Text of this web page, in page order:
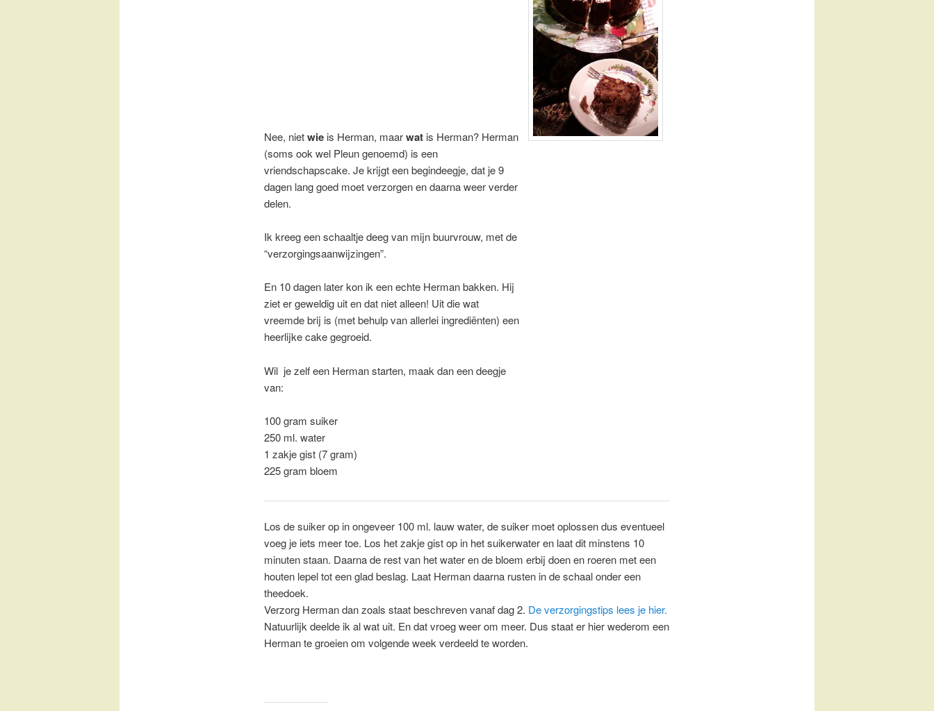
Nee, nietwieis Herman, maarwatis Herman? Herman
(soms ook wel Pleun genoemd) is een
vriendschapscake. Je krijgt een begindeegje, dat je 9
dagen lang goed moet verzorgen en daarna weer verder
delen.
Ik kreeg een schaaltje deeg van mijn buurvrouw, met de
“verzorgingsaanwijzingen”.
En 10 dagen later kon ik een echte Herman bakken. Hij
ziet er geweldig uit en dat niet alleen! Uit die wat
vreemde brij is (met behulp van allerlei ingrediënten) een
heerlijke cake gegroeid.
Wil je zelf een Herman starten, maak dan een deegje
van:
100 gram suiker
250 ml. water
1 zakje gist (7 gram)
225 gram bloem
Los de suiker op in ongeveer 100 ml. lauw water, de suiker moet oplossen dus eventueel
voeg je iets meer toe. Los het zakje gist op in het suikerwater en laat dit minstens 10
minuten staan. Daarna de rest van het water en de bloem erbij doen en roeren met een
houten lepel tot een glad beslag. Laat Herman daarna rusten in de schaal onder een
theedoek.
Verzorg Herman dan zoals staat beschreven vanaf dag 2. De verzorgingstips lees je hier.
Natuurlijk deelde ik al wat uit. En dat vroeg weer om meer. Dus staat er hier wederom een
Herman te groeien om volgende week verdeeld te worden.